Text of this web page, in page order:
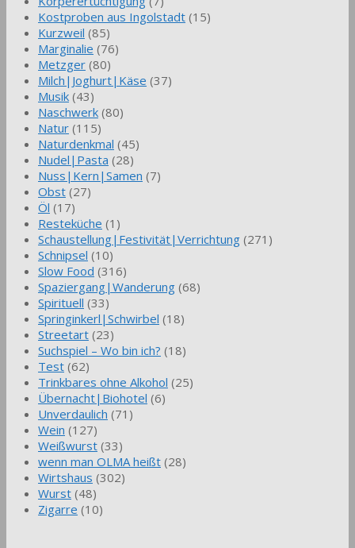
Kostproben aus Ingolstadt (15)
Kurzweil (85)
Marginalie (76)
Metzger (80)
Milch|Joghurt|Käse (37)
Musik (43)
Naschwerk (80)
Natur (115)
Naturdenkmal (45)
Nudel|Pasta (28)
Nuss|Kern|Samen (7)
Obst (27)
Öl (17)
Resteküche (1)
Schaustellung|Festivität|Verrichtung (271)
Schnipsel (10)
Slow Food (316)
Spaziergang|Wanderung (68)
Spirituell (33)
Springinkerl|Schwirbel (18)
Streetart (23)
Suchspiel – Wo bin ich? (18)
Test (62)
Trinkbares ohne Alkohol (25)
Übernacht|Biohotel (6)
Unverdaulich (71)
Wein (127)
Weißwurst (33)
wenn man OLMA heißt (28)
Wirtshaus (302)
Wurst (48)
Zigarre (10)